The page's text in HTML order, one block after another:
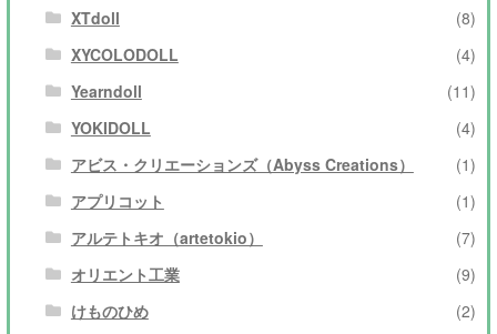
XTdoll
(8)
XYCOLODOLL
(4)
Yearndoll
(11)
YOKIDOLL
(4)
アビス・クリエーションズ（Abyss Creations）
(1)
アプリコット
(1)
アルテトキオ（artetokio）
(7)
オリエント工業
(9)
けものひめ
(2)